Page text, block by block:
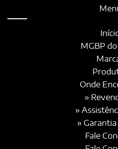
MGBP do
Onde
»
»
»
Fale